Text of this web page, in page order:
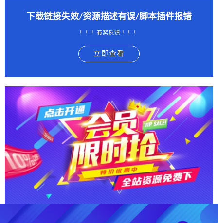
下载链接失效/资源描述有误/脚本插件报错
！！！有奖反馈 ！！！
立即查看